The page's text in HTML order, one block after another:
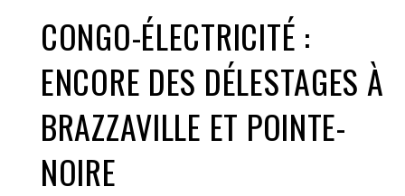
CONGO-ÉLECTRICITÉ :
ENCORE DES DÉLESTAGES À
BRAZZAVILLE ET POINTE-
NOIRE